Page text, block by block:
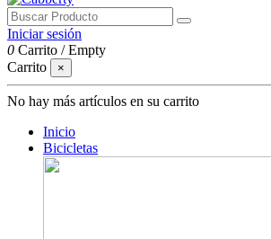
Iniciar sesión
0 Carrito /Empty
Carrito
×
No hay más artículos en su carrito
Inicio
Bicicletas